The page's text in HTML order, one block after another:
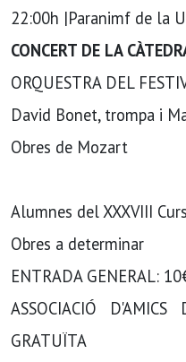
22:00h |Paranimf de la
CONCERT DE LA
ORQUESTRA DEL
David Bonet, trompa i
Obres de Mozart
Alumnes del XXXVIII
Obres a determinar
ENTRADA GENERAL:
ASSOCIACIÓ
GRATUÏTA